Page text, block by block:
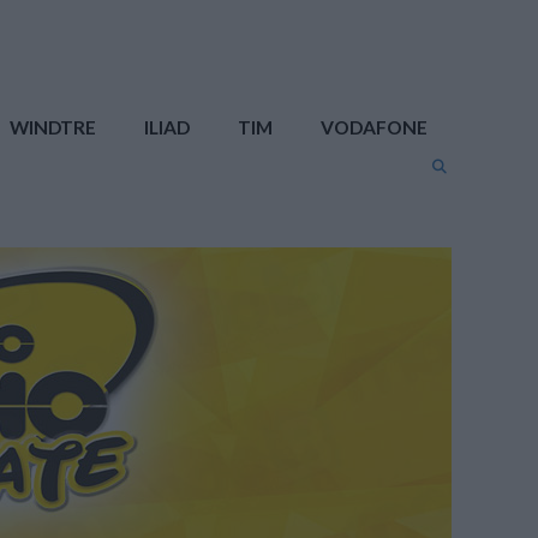
WINDTRE ILIAD TIM VODAFONE